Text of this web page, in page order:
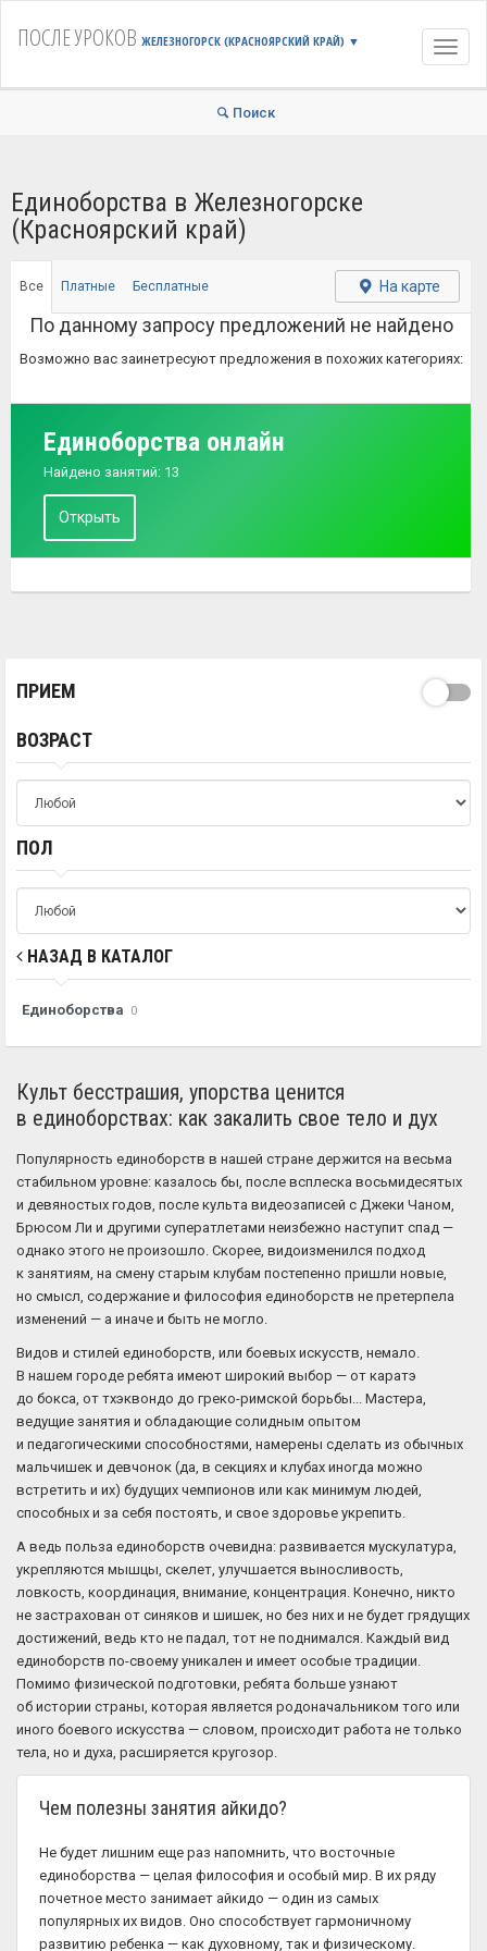
ПОСЛЕ УРОКОВ ЖЕЛЕЗНОГОРСК (КРАСНОЯРСКИЙ КРАЙ) ▼
Поиск
Единоборства в Железногорске
(Красноярский край)
Все Платные Бесплатные На карте
По данному запросу предложений не найдено
Возможно вас заинетресуют предложения в похожих категориях:
Единоборства онлайн
Найдено занятий: 13
Открыть
ПРИЕМ
ВОЗРАСТ
ПОЛ
НАЗАД В КАТАЛОГ
Единоборства 0
Культ бесстрашия, упорства ценится
в единоборствах: как закалить свое тело и дух
Популярность единоборств в нашей стране держится на весьма
стабильном уровне: казалось бы, после всплеска восьмидесятых
и девяностых годов, после культа видеозаписей с Джеки Чаном,
Брюсом Ли и другими суператлетами неизбежно наступит спад —
однако этого не произошло. Скорее, видоизменился подход
к занятиям, на смену старым клубам постепенно пришли новые,
но смысл, содержание и философия единоборств не претерпела
изменений — а иначе и быть не могло.
Видов и стилей единоборств, или боевых искусств, немало.
В нашем городе ребята имеют широкий выбор — от каратэ
до бокса, от тхэквондо до греко-римской борьбы... Мастера,
ведущие занятия и обладающие солидным опытом
и педагогическими способностями, намерены сделать из обычных
мальчишек и девчонок (да, в секциях и клубах иногда можно
встретить и их) будущих чемпионов или как минимум людей,
способных и за себя постоять, и свое здоровье укрепить.
А ведь польза единоборств очевидна: развивается мускулатура,
укрепляются мышцы, скелет, улучшается выносливость,
ловкость, координация, внимание, концентрация. Конечно, никто
не застрахован от синяков и шишек, но без них и не будет грядущих
достижений, ведь кто не падал, тот не поднимался. Каждый вид
единоборств по-своему уникален и имеет особые традиции.
Помимо физической подготовки, ребята больше узнают
об истории страны, которая является родоначальником того или
иного боевого искусства — словом, происходит работа не только
тела, но и духа, расширяется кругозор.
Чем полезны занятия айкидо?
Не будет лишним еще раз напомнить, что восточные
единоборства — целая философия и особый мир. В их ряду
почетное место занимает айкидо — один из самых
популярных их видов. Оно способствует гармоничному
развитию ребенка — как духовному, так и физическому.